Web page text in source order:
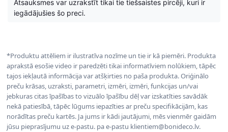
Atsauksmes var uzrakstīt tikai tie tiešsaistes pircēji, kuri ir
iegādājušies šo preci.
*Produktu attēliem ir ilustratīva nozīme un tie ir kā piemēri. Produkta
aprakstā esošie video ir paredzēti tikai informatīviem nolūkiem, tāpēc
tajos iekļautā informācija var atšķirties no paša produkta. Oriģinālo
preču krāsas, uzraksti, parametri, izmēri, izmēri, funkcijas un/vai
jebkuras citas īpašības to vizuālo īpašību dēļ var izskatīties savādāk
nekā patiesībā, tāpēc lūgums iepazīties ar preču specifikācijām, kas
norādītas preču kartēs. Ja jums ir kādi jautājumi, mēs vienmēr gaidām
jūsu pieprasījumu uz e-pastu. pa e-pastu klientiem@bonideco.lv.